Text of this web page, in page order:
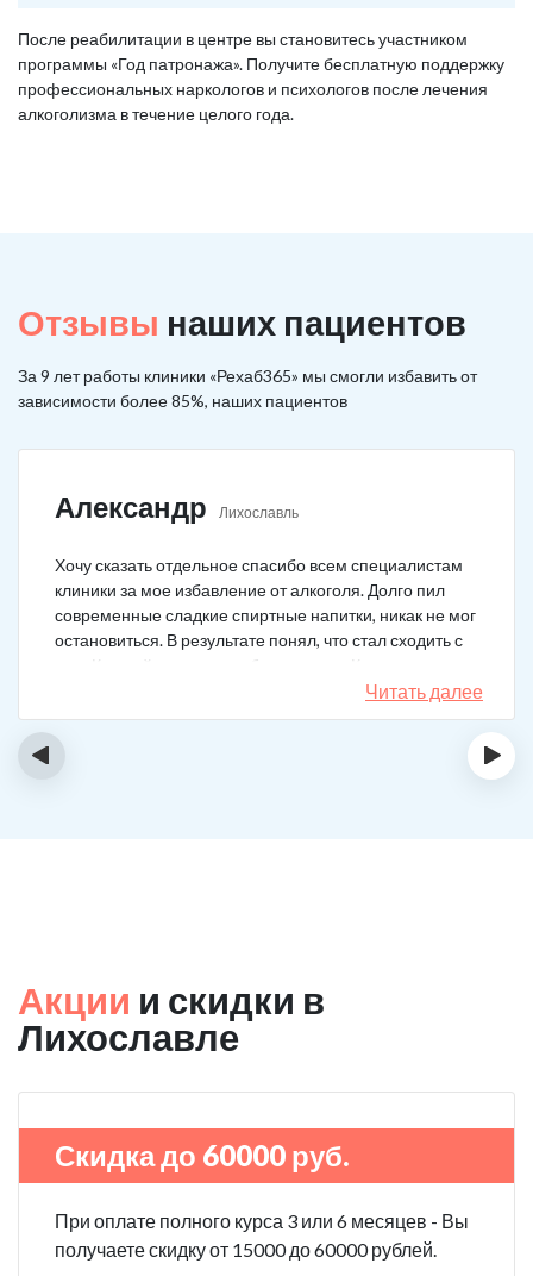
После реабилитации в центре вы становитесь участником
программы «Год патронажа». Получите бесплатную поддержку
профессиональных наркологов и психологов после лечения
алкоголизма в течение целого года.
Отзывы наших пациентов
За 9 лет работы клиники «Рехаб365» мы смогли избавить от
зависимости более 85%, наших пациентов
Александр Лихославль
Хочу сказать отдельное спасибо всем специалистам
клиники за мое избавление от алкоголя. Долго пил
современные сладкие спиртные напитки, никак не мог
остановиться. В результате понял, что стал сходить с
ума. Каждый день не мог без выпивки. Когда осознал,
понял, что надо что-то в своей жизни менять. Нашел
телефон клиники в интернете, сразу приехал и
Читать далее
‹ ›
Акции и скидки в
Лихославле
Скидка до 60000 руб.
При оплате полного курса 3 или 6 месяцев - Вы
получаете скидку от 15000 до 60000 рублей.